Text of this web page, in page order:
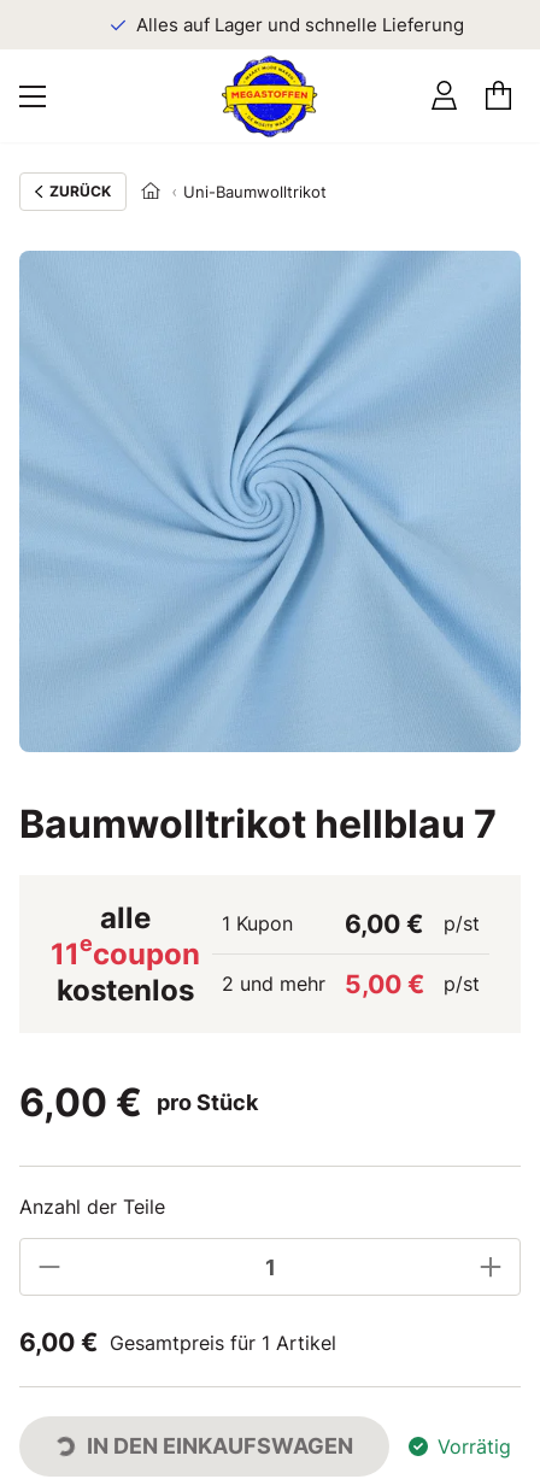
Alles auf Lager und schnelle Lieferung
ZURÜCK Uni-Baumwolltrikot
Baumwolltrikot hellblau 7
alle
11ecoupon
kostenlos
1 Kupon 6,00 € p/st
2 und mehr 5,00 € p/st
6,00 € pro Stück
Anzahl der Teile
6,00 € Gesamtpreis für 1 Artikel
IN DEN EINKAUFSWAGEN Vorrätig